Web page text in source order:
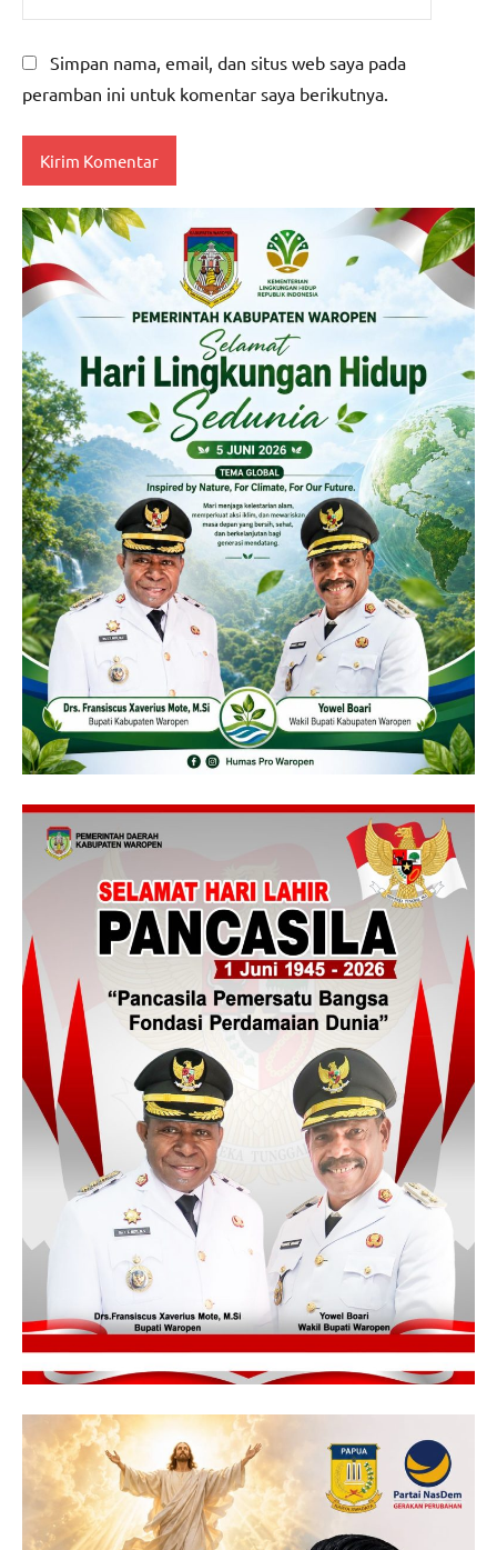
Simpan nama, email, dan situs web saya pada
peramban ini untuk komentar saya berikutnya.